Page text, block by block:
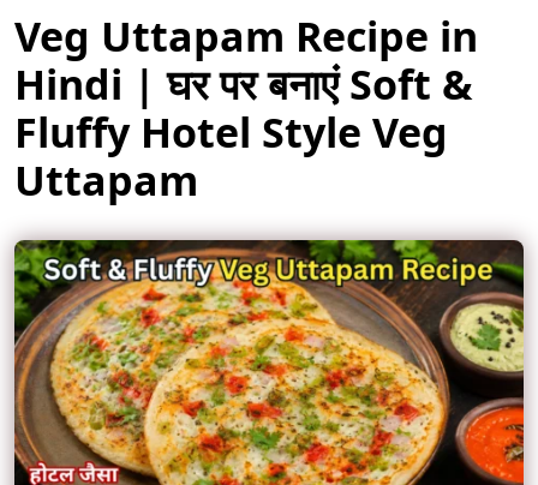
Veg Uttapam Recipe in
Hindi | घर पर बनाएं Soft &
Fluffy Hotel Style Veg
Uttapam